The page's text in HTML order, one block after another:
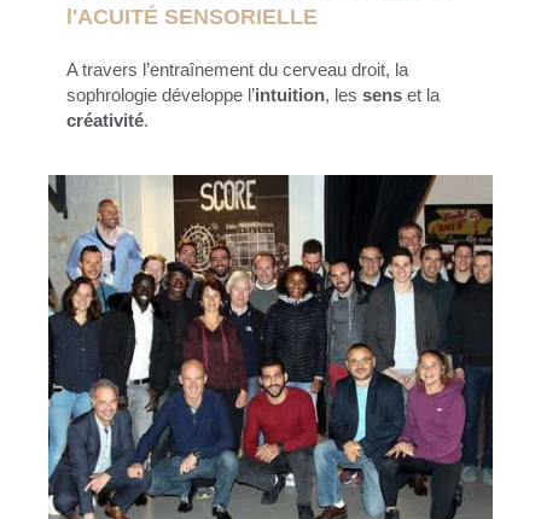
l'ACUITÉ SENSORIELLE
A travers l’entraînement du cerveau droit, la
sophrologie développe l’intuition, les sens et la
créativité.